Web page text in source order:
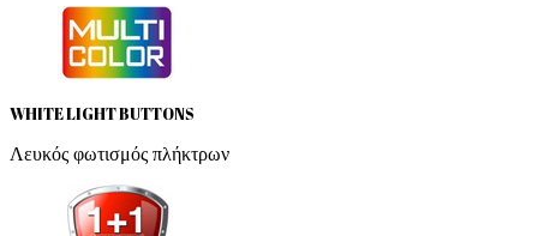
WHITE LIGHT BUTTONS
Λευκός φωτισμός πλήκτρων